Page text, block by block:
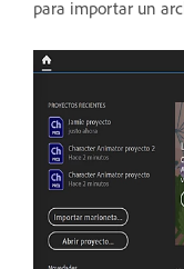
para importar un